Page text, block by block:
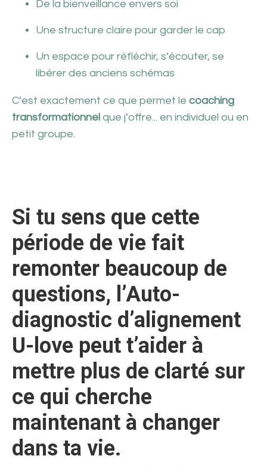
De la bienveillance envers soi
Une structure claire pour garder le cap
Un espace pour réfléchir, s’écouter, se
libérer des anciens schémas
C’est exactement ce que permet le coaching
transformationnel que j’offre... en individuel ou en
petit groupe.
Si tu sens que cette
période de vie fait
remonter beaucoup de
questions, l’Auto-
diagnostic d’alignement
U-love peut t’aider à
mettre plus de clarté sur
ce qui cherche
maintenant à changer
dans ta vie.